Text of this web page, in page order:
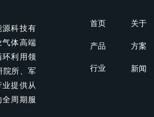
源科技有
气体高端
利用领
院所、军
提供从
周期服
首页
产品
行业
关于
方案
新闻